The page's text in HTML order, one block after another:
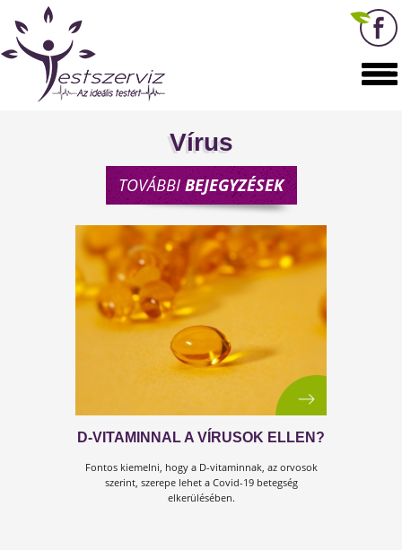
Vírus
TOVÁBBIBEJEGYZÉSEK